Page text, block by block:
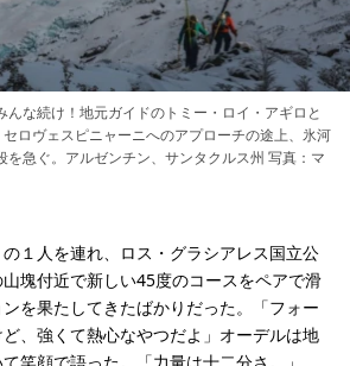
んな続け！地元ガイドのトミー・ロイ・アギロと
セロヴェスピニャーニへのアプローチの途上、氷河
を急ぐ。アルゼンチン、サンタクルス州 写真：マ
１人を連れ、ロス・グラシアレス国立公
塊付近で新しい45度のコースをペアで滑
を果たしてきたばかりだった。「フォー
、強くて熱心なやつだよ」オーデルは地
笑顔で語った。「力量は十二分さ。」